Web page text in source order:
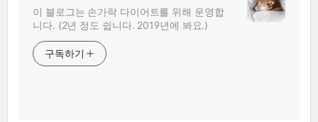
이 블로그는 손가락 다이어트를 위해 운영합
니다. (2년 정도 쉽니다. 2019년에 봐요.)
구독하기